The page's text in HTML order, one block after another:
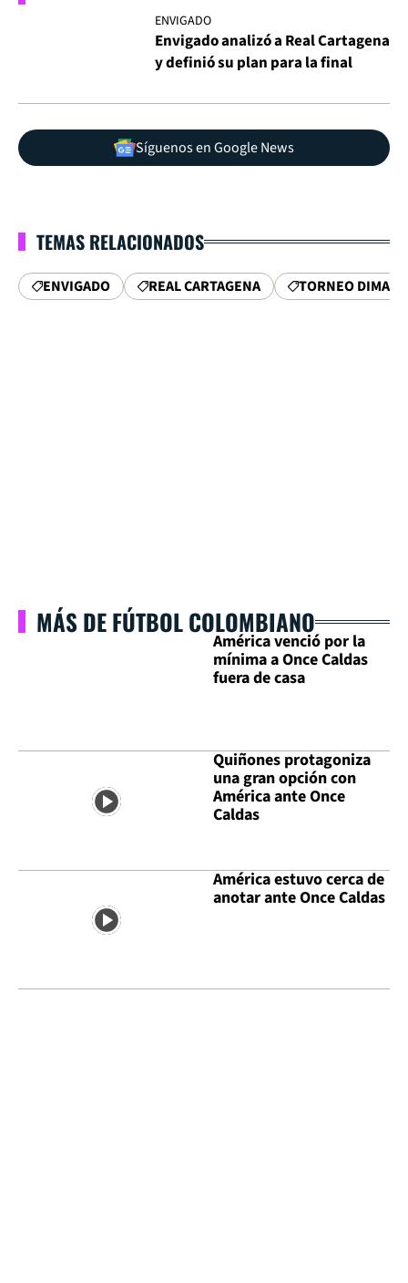
ENVIGADO
Envigado analizó a Real Cartagena
y definió su plan para la final
Síguenos en Google News
TEMAS RELACIONADOS
ENVIGADO REAL CARTAGENA TORNEO
MÁS DE FÚTBOL COLOMBIANO
América venció por la
mínima a Once Caldas
fuera de casa
Quiñones protagoniza
una gran opción con
América ante Once
Caldas
América estuvo cerca de
anotar ante Once Caldas